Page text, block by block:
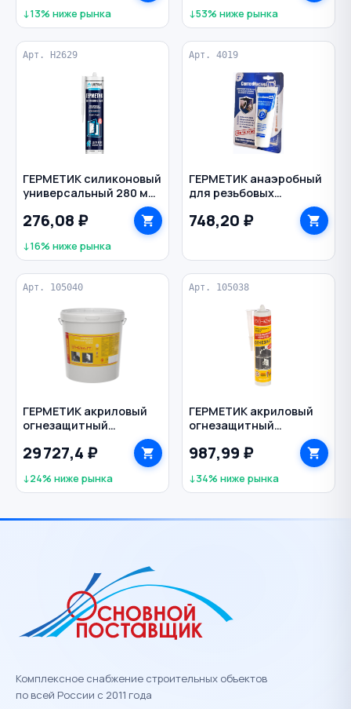
↓13% ниже рынка ↓53% ниже рынка
Арт. H2629
ГЕРМЕТИК силиконовый
универсальный 280 мл
276,08 ₽
↓16% ниже рынка
Арт. 4019
ГЕРМЕТИК анаэробный
для резьбовых
соединений туба 60 г
САНТЕХМАСТЕР цв.
748,20 ₽
Арт. 105040
ГЕРМЕТИК акриловый
огнезащитный
терморасширяющийся
20 кг цв. серый
29 727,4 ₽
↓24% ниже рынка
Арт. 105038
ГЕРМЕТИК акриловый
огнезащитный
терморасширяющийся
310 мл цв. серый
987,99 ₽
↓34% ниже рынка
Комплексное снабжение строительных объектов
по всей России с 2011 года